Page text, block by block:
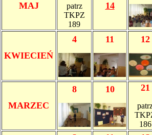
MAJ
patrz
TKPZ
189
14
KWIECIEŃ
4 11 12
MARZEC
8 10 21
186